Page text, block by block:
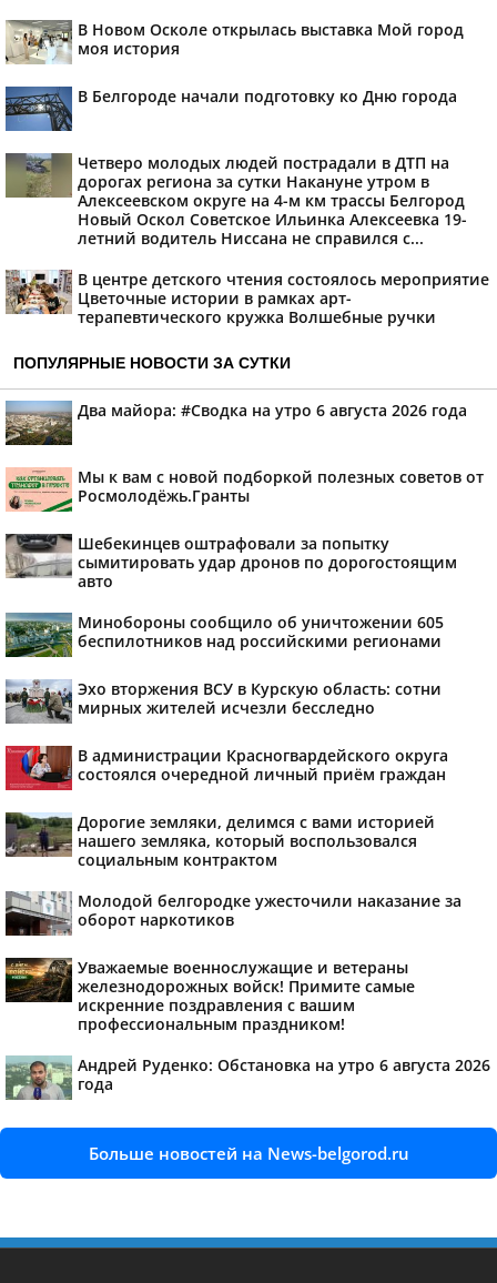
В Новом Осколе открылась выставка Мой город
моя история
В Белгороде начали подготовку ко Дню города
Четверо молодых людей пострадали в ДТП на
дорогах региона за сутки Накануне утром в
Алексеевском округе на 4-м км трассы Белгород
Новый Оскол Советское Ильинка Алексеевка 19-
летний водитель Ниссана не справился с...
В центре детского чтения состоялось мероприятие
Цветочные истории в рамках арт-
терапевтического кружка Волшебные ручки
ПОПУЛЯРНЫЕ НОВОСТИ ЗА СУТКИ
Два майора: #Сводка на утро 6 августа 2026 года
Мы к вам с новой подборкой полезных советов от
Росмолодёжь.Гранты
Шебекинцев оштрафовали за попытку
сымитировать удар дронов по дорогостоящим
авто
Минобороны сообщило об уничтожении 605
беспилотников над российскими регионами
Эхо вторжения ВСУ в Курскую область: сотни
мирных жителей исчезли бесследно
В администрации Красногвардейского округа
состоялся очередной личный приём граждан
Дорогие земляки, делимся с вами историей
нашего земляка, который воспользовался
социальным контрактом
Молодой белгородке ужесточили наказание за
оборот наркотиков
Уважаемые военнослужащие и ветераны
железнодорожных войск! Примите самые
искренние поздравления с вашим
профессиональным праздником!
Андрей Руденко: Обстановка на утро 6 августа 2026
года
Больше новостей на News-belgorod.ru